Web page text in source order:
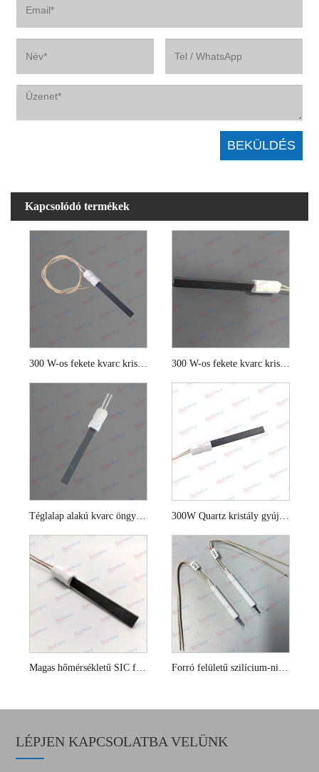
Kapcsolódó termékek
300 W-os fekete kvarc kristály melegítő öngyújtó
Téglalap alakú kvarc öngyújtó
Magas hőmérsékletű SIC fűtőelem szilárd üzemanyag -kazánokhoz Forró felületű szilícium-nitrid gyújtó gáztűzhelyekhez
LÉPJEN KAPCSOLATBA VELÜNK